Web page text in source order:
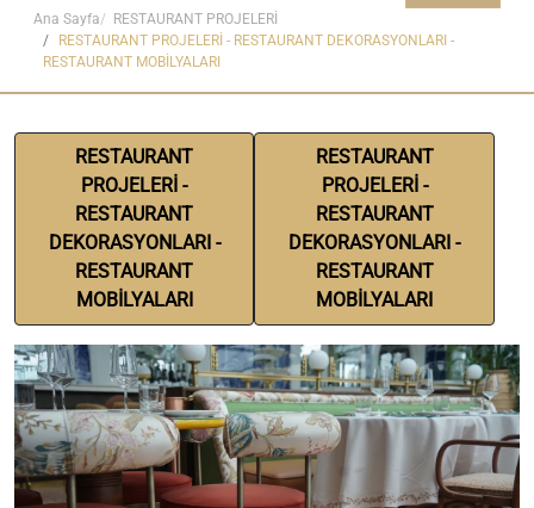
Ana Sayfa
RESTAURANT PROJELERİ
RESTAURANT PROJELERİ - RESTAURANT DEKORASYONLARI -
RESTAURANT MOBİLYALARI
RESTAURANT
PROJELERİ -
RESTAURANT
DEKORASYONLARI -
RESTAURANT
MOBİLYALARI
RESTAURANT
PROJELERİ -
RESTAURANT
DEKORASYONLARI -
RESTAURANT
MOBİLYALARI